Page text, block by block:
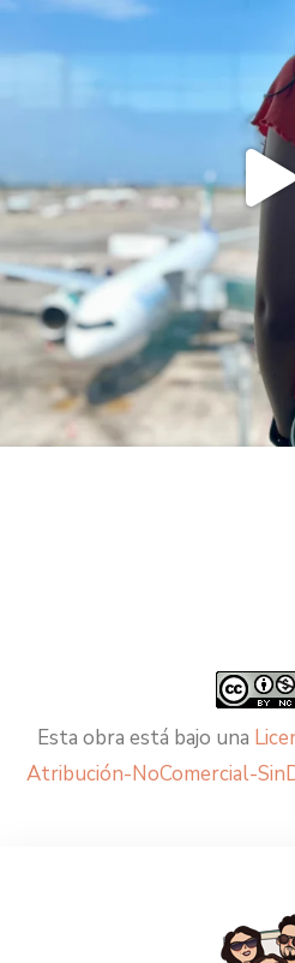
Esta obra está bajo una
Atribución-NoComercial-